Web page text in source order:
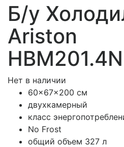
Б/у
Ariston
Нет в наличии
60x67x200 см
двухкамерный
класс
No Frost
общий объем 327 л